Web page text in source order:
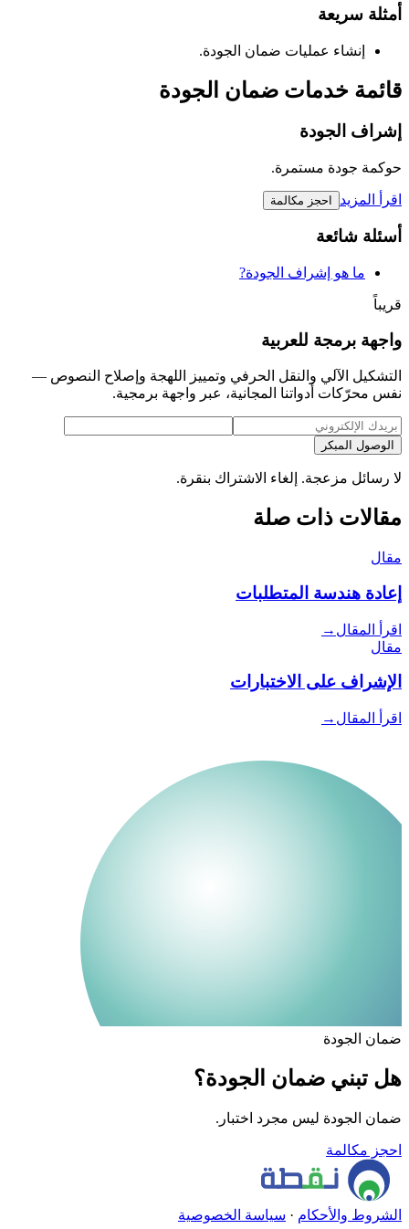
أمثلة سريعة
إنشاء عمليات ضمان الجودة.
قائمة خدمات ضمان الجودة
إشراف الجودة
حوكمة جودة مستمرة.
اقرأ المزيد احجز مكالمة
أسئلة شائعة
ما هو إشراف الجودة?
قريباً
واجهة برمجة للعربية
التشكيل الآلي والنقل الحرفي وتمييز اللهجة وإصلاح النصوص —
نفس محرّكات أدواتنا المجانية، عبر واجهة برمجية.
الوصول المبكر
لا رسائل مزعجة. إلغاء الاشتراك بنقرة.
مقالات ذات صلة
مقال
إعادة هندسة المتطلبات
اقرأ المقال →
مقال
الإشراف على الاختبارات
اقرأ المقال →
ضمان الجودة
هل تبني ضمان الجودة؟
ضمان الجودة ليس مجرد اختبار.
احجز مكالمة
الشروط والأحكام· سياسة الخصوصية